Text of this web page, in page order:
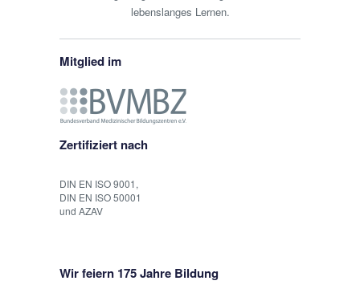
lebenslanges Lernen.
Mitglied im
Zertifiziert nach
DIN EN ISO 9001,
DIN EN ISO 50001
und AZAV
Wir feiern 175 Jahre Bildung